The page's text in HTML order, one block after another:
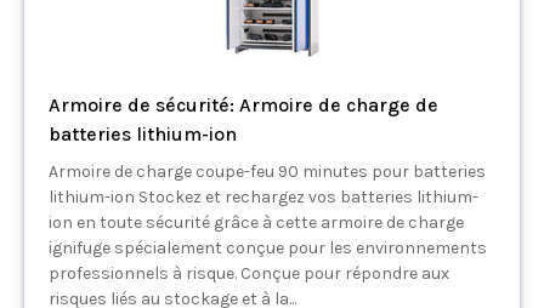
Armoire de sécurité: Armoire de charge de
batteries lithium-ion
Armoire de charge coupe-feu 90 minutes pour batteries
lithium-ion Stockez et rechargez vos batteries lithium-
ion en toute sécurité grâce à cette armoire de charge
ignifuge spécialement conçue pour les environnements
professionnels à risque. Conçue pour répondre aux
risques liés au stockage et à la...